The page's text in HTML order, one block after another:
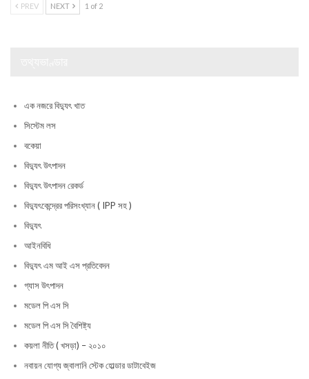
PREV NEXT 1 of 2
এক নজরে বিদ্যুৎ খাত
সিস্টেম লস
বকেয়া
বিদ্যুৎ উৎপাদন
বিদ্যুৎ উৎপাদন রেকর্ড
বিদ্যুৎকেন্দ্রের পরিসংখ্যান ( IPP সহ )
বিদ্যুৎ
আইনবিধি
বিদ্যুৎ এম আই এস প্রতিবেদন
গ্যাস উৎপাদন
মডেল পি এস সি
মডেল পি এস সি বৈশিষ্ট্য
কয়লা নীতি ( খসড়া) – ২০১০
নবায়ন যোগ্য জ্বালানি স্টেক হোল্ডার ডাটাবেইজ